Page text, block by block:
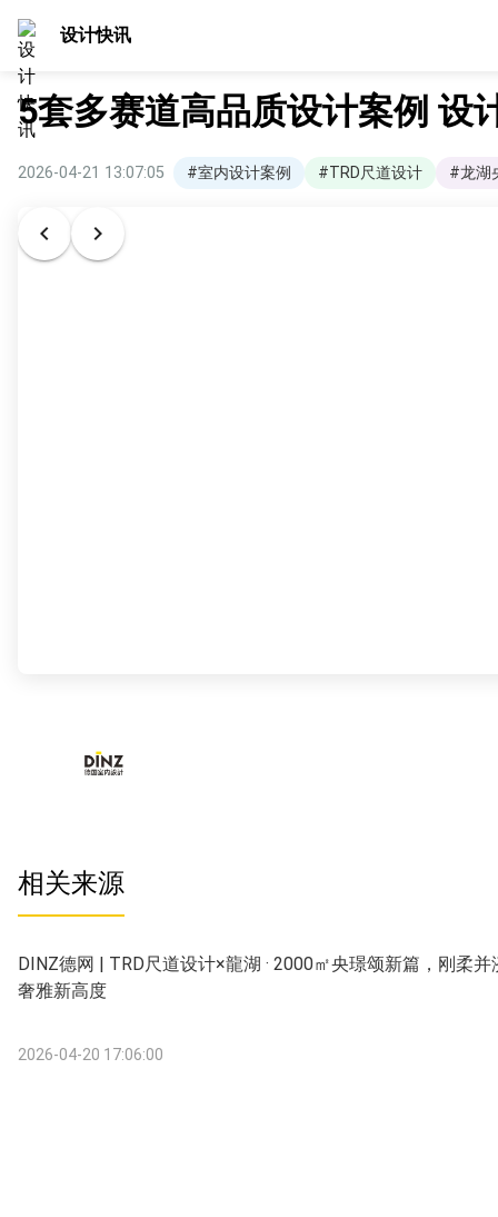
设计快讯
5套多赛道高品质设计案例 设
2026-04-21 13:07:05 #室内设计案例 #TRD尺道设计 #龙湖
相关来源
DINZ德网 | TRD尺道设计×龍湖 · 2000㎡央璟颂新篇，刚柔
奢雅新高度
2026-04-20 17:06:00